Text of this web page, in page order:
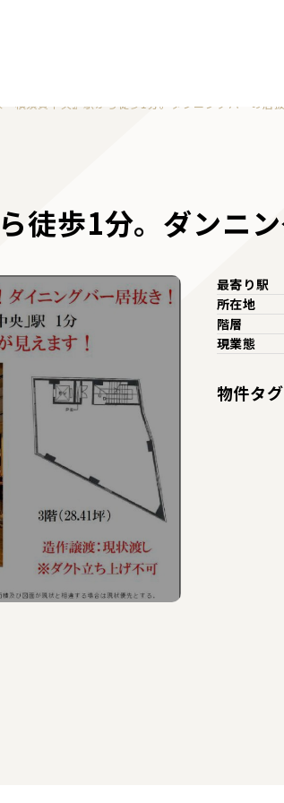
開業｜居抜き店舗
横須賀中央』駅から徒歩1分。ダンニングバーの居抜
徒歩1分。ダンニ
最寄り駅
所在地
階層
現業態
物件タグ